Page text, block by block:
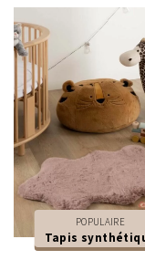
POPULAIRE
Tapis